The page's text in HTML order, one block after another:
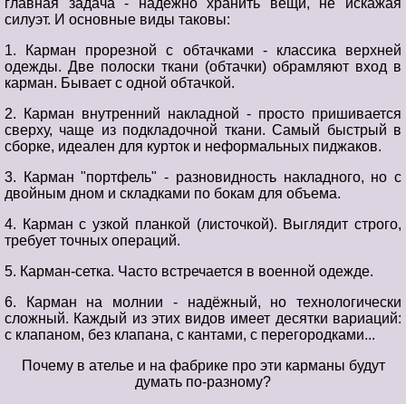
главная задача - надёжно хранить вещи, не искажая
силуэт. И основные виды таковы:
1. Карман прорезной с обтачками - классика верхней
одежды. Две полоски ткани (обтачки) обрамляют вход в
карман. Бывает с одной обтачкой.
2. Карман внутренний накладной - просто пришивается
сверху, чаще из подкладочной ткани. Самый быстрый в
сборке, идеален для курток и неформальных пиджаков.
3. Карман "портфель" - разновидность накладного, но с
двойным дном и складками по бокам для объема.
4. Карман с узкой планкой (листочкой). Выглядит строго,
требует точных операций.
5. Карман-сетка. Часто встречается в военной одежде.
6. Карман на молнии - надёжный, но технологически
сложный. Каждый из этих видов имеет десятки вариаций:
с клапаном, без клапана, с кантами, с перегородками...
Почему в ателье и на фабрике про эти карманы будут
думать по-разному?